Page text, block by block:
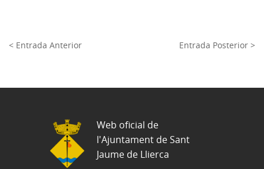
< Entrada Anterior Entrada Posterior >
Web oficial de
l'Ajuntament de Sant
Jaume de Llierca